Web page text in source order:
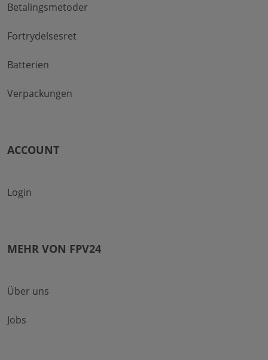
Betalingsmetoder
Fortrydelsesret
Batterien
Verpackungen
ACCOUNT
Login
MEHR VON FPV24
Über uns
Jobs